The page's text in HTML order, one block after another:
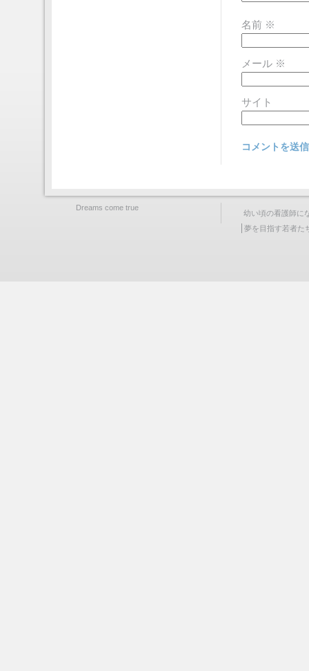
名前 ※
メール ※
サイト
Dreams come true
幼い頃の看護師に
夢を目指す若者た